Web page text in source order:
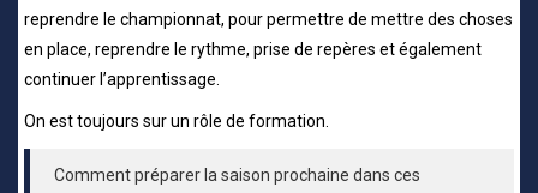
reprendre le championnat, pour permettre de mettre des choses
en place, reprendre le rythme, prise de repères et également
continuer l’apprentissage.
On est toujours sur un rôle de formation.
Comment préparer la saison prochaine dans ces